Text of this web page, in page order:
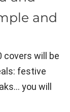
and
will be
festive
you will